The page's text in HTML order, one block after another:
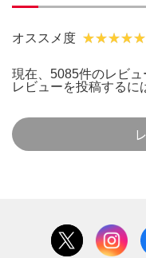
オススメ度
現在、5085件のレビュ
レビューを投稿するに